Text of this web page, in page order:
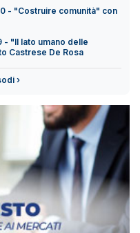
- "Costruire comunità" con
- "Il lato umano delle
Castrese De Rosa
›